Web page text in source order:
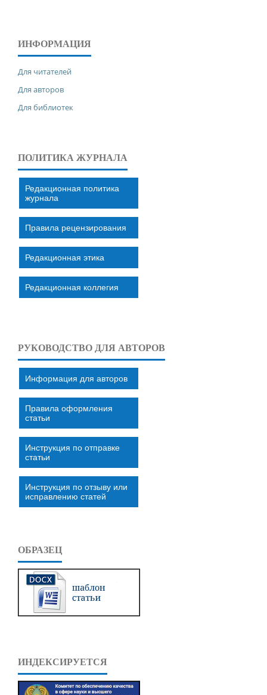
ИНФОРМАЦИЯ
Для читателей
Для авторов
Для библиотек
ПОЛИТИКА ЖУРНАЛА
Редакционная политика
журнала
Правила рецензирования
Редакционная этика
Редакционная коллегия
РУКОВОДСТВО ДЛЯ АВТОРОВ
Информация для авторов
Правила оформления
статьи
Инструкция по отправке
статьи
Инструкция по отзыву или
исправлению статей
ОБРАЗЕЦ
ИНДЕКСИРУЕТСЯ